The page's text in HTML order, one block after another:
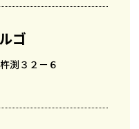
ゴ
渕３２－６